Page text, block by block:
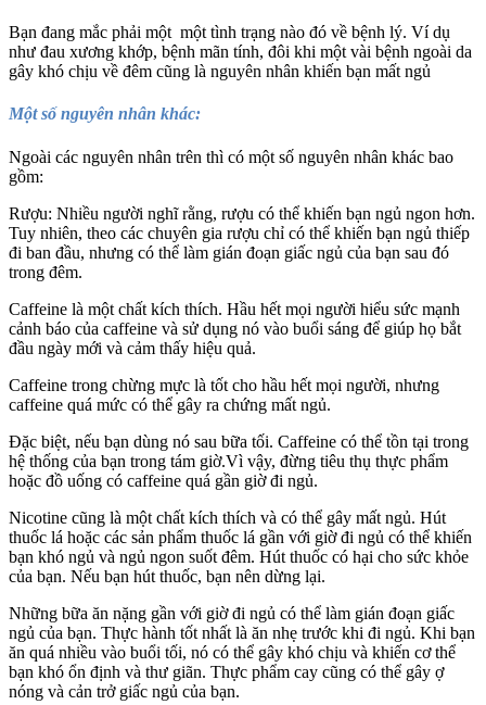
Bạn đang mắc phải một một tình trạng nào đó về bệnh lý. Ví dụ
như đau xương khớp, bệnh mãn tính, đôi khi một vài bệnh ngoài da
gây khó chịu về đêm cũng là nguyên nhân khiến bạn mất ngủ
Một số nguyên nhân khác:
Ngoài các nguyên nhân trên thì có một số nguyên nhân khác bao
gồm:
Rượu: Nhiều người nghĩ rằng, rượu có thể khiến bạn ngủ ngon hơn.
Tuy nhiên, theo các chuyên gia rượu chỉ có thể khiến bạn ngủ thiếp
đi ban đầu, nhưng có thể làm gián đoạn giấc ngủ của bạn sau đó
trong đêm.
Caffeine là một chất kích thích. Hầu hết mọi người hiểu sức mạnh
cảnh báo của caffeine và sử dụng nó vào buổi sáng để giúp họ bắt
đầu ngày mới và cảm thấy hiệu quả.
Caffeine trong chừng mực là tốt cho hầu hết mọi người, nhưng
caffeine quá mức có thể gây ra chứng mất ngủ.
Đặc biệt, nếu bạn dùng nó sau bữa tối. Caffeine có thể tồn tại trong
hệ thống của bạn trong tám giờ.Vì vậy, đừng tiêu thụ thực phẩm
hoặc đồ uống có caffeine quá gần giờ đi ngủ.
Nicotine cũng là một chất kích thích và có thể gây mất ngủ. Hút
thuốc lá hoặc các sản phẩm thuốc lá gần với giờ đi ngủ có thể khiến
bạn khó ngủ và ngủ ngon suốt đêm. Hút thuốc có hại cho sức khỏe
của bạn. Nếu bạn hút thuốc, bạn nên dừng lại.
Những bữa ăn nặng gần với giờ đi ngủ có thể làm gián đoạn giấc
ngủ của bạn. Thực hành tốt nhất là ăn nhẹ trước khi đi ngủ. Khi bạn
ăn quá nhiều vào buổi tối, nó có thể gây khó chịu và khiến cơ thể
bạn khó ổn định và thư giãn. Thực phẩm cay cũng có thể gây ợ
nóng và cản trở giấc ngủ của bạn.